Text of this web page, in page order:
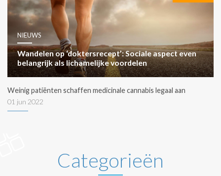
NIEUWS
Wandelen op ‘doktersrecept’: Sociale aspect even
belangrijk als lichamelijke voordelen
Weinig patiënten schaffen medicinale cannabis legaal aan
01 jun 2022
Categorieën